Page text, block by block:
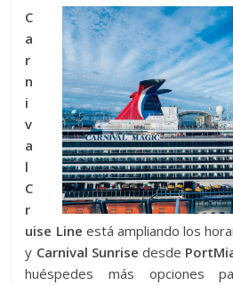
C
a
r
n
i
v
a
l
C
r
uise Line está ampliando los
y Carnival Sunrise desde
huéspedes más opciones